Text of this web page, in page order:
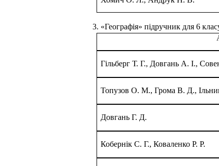
3. «Географія» підручник для 6
Гільберг Т. Г., Довгань А. І.,
Топузов О. М., Грома В. Д.,
Довгань Г. Д.
Кобернік С. Г., Коваленко Р. Р.